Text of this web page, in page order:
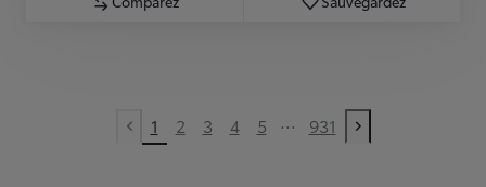
Previous page
1 2 3 4 5 ... 931
Next page